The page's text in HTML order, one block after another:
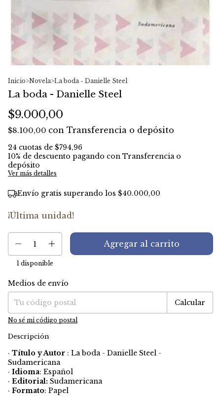
Inicio>Novela>La boda - Danielle Steel
La boda - Danielle Steel
$9.000,00
$8.100,00 con Transferencia o depósito
24 cuotas de $794,96
10% de descuento pagando con Transferencia o
depósito
Ver más detalles
Envío gratis superando los $40.000,00
¡Última unidad!
1 disponible
Entregas para el CP:
Medios de envío
Calcular
No sé mi código postal
Descripción
· Título y Autor : La boda - Danielle Steel -
Sudamericana
· Idioma: Español
· Editorial: Sudamericana
· Formato: Papel